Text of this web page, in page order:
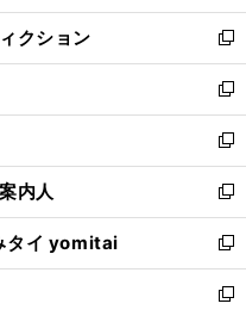
開
く
ウ
で
開
く
ン
ド
ウ
で
開
く
ウ
ィ
ン
ド
ウ
で
開
く
クション
新
し
い
ウ
ィ
ン
ド
ウ
で
開
く
新
し
い
ウ
ィ
ン
ド
ウ
で
新
し
い
ウ
ィ
ン
ド
内人
新
し
い
ウ
ィ
タイ yomitai
新
し
い
新